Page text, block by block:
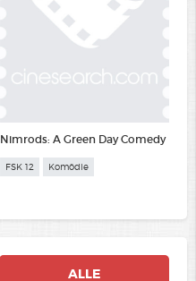
Nimrods: A Green Day Comedy
FSK 12 Komödie
ALLE